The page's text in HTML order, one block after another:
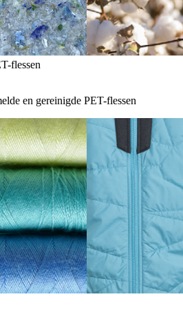
flessen
en gereinigde PET-flessen